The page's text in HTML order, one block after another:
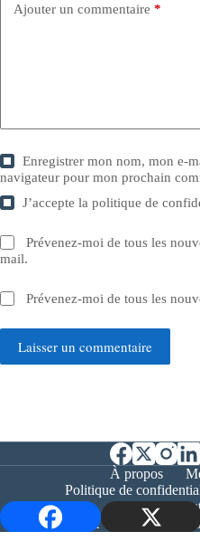
Ajouter un commentaire *
Enregistrer mon nom, mon e-
navigateur pour mon prochain
J’accepte lapolitique de
Prévenez-moi de tous les
mail.
Prévenez-moi de tous les
Laisser un commentaire
À propos
Politique de
Copyright © 2026 -